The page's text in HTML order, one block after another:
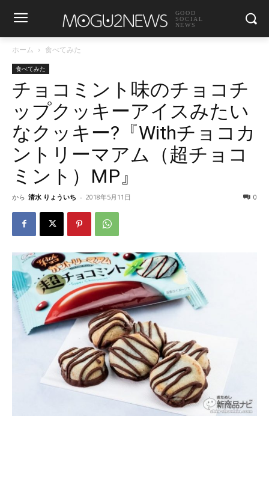
GOOD
SOCIAL
NEWS
ホーム 食べてみた
食べてみた
チョコミント味のチョコチ
ップクッキーアイスみたい
なクッキー?『Withチョコカ
ントリーマアム（超チョコ
ミント）MP』
から 清水 りょういち - 2018年5月11日 0